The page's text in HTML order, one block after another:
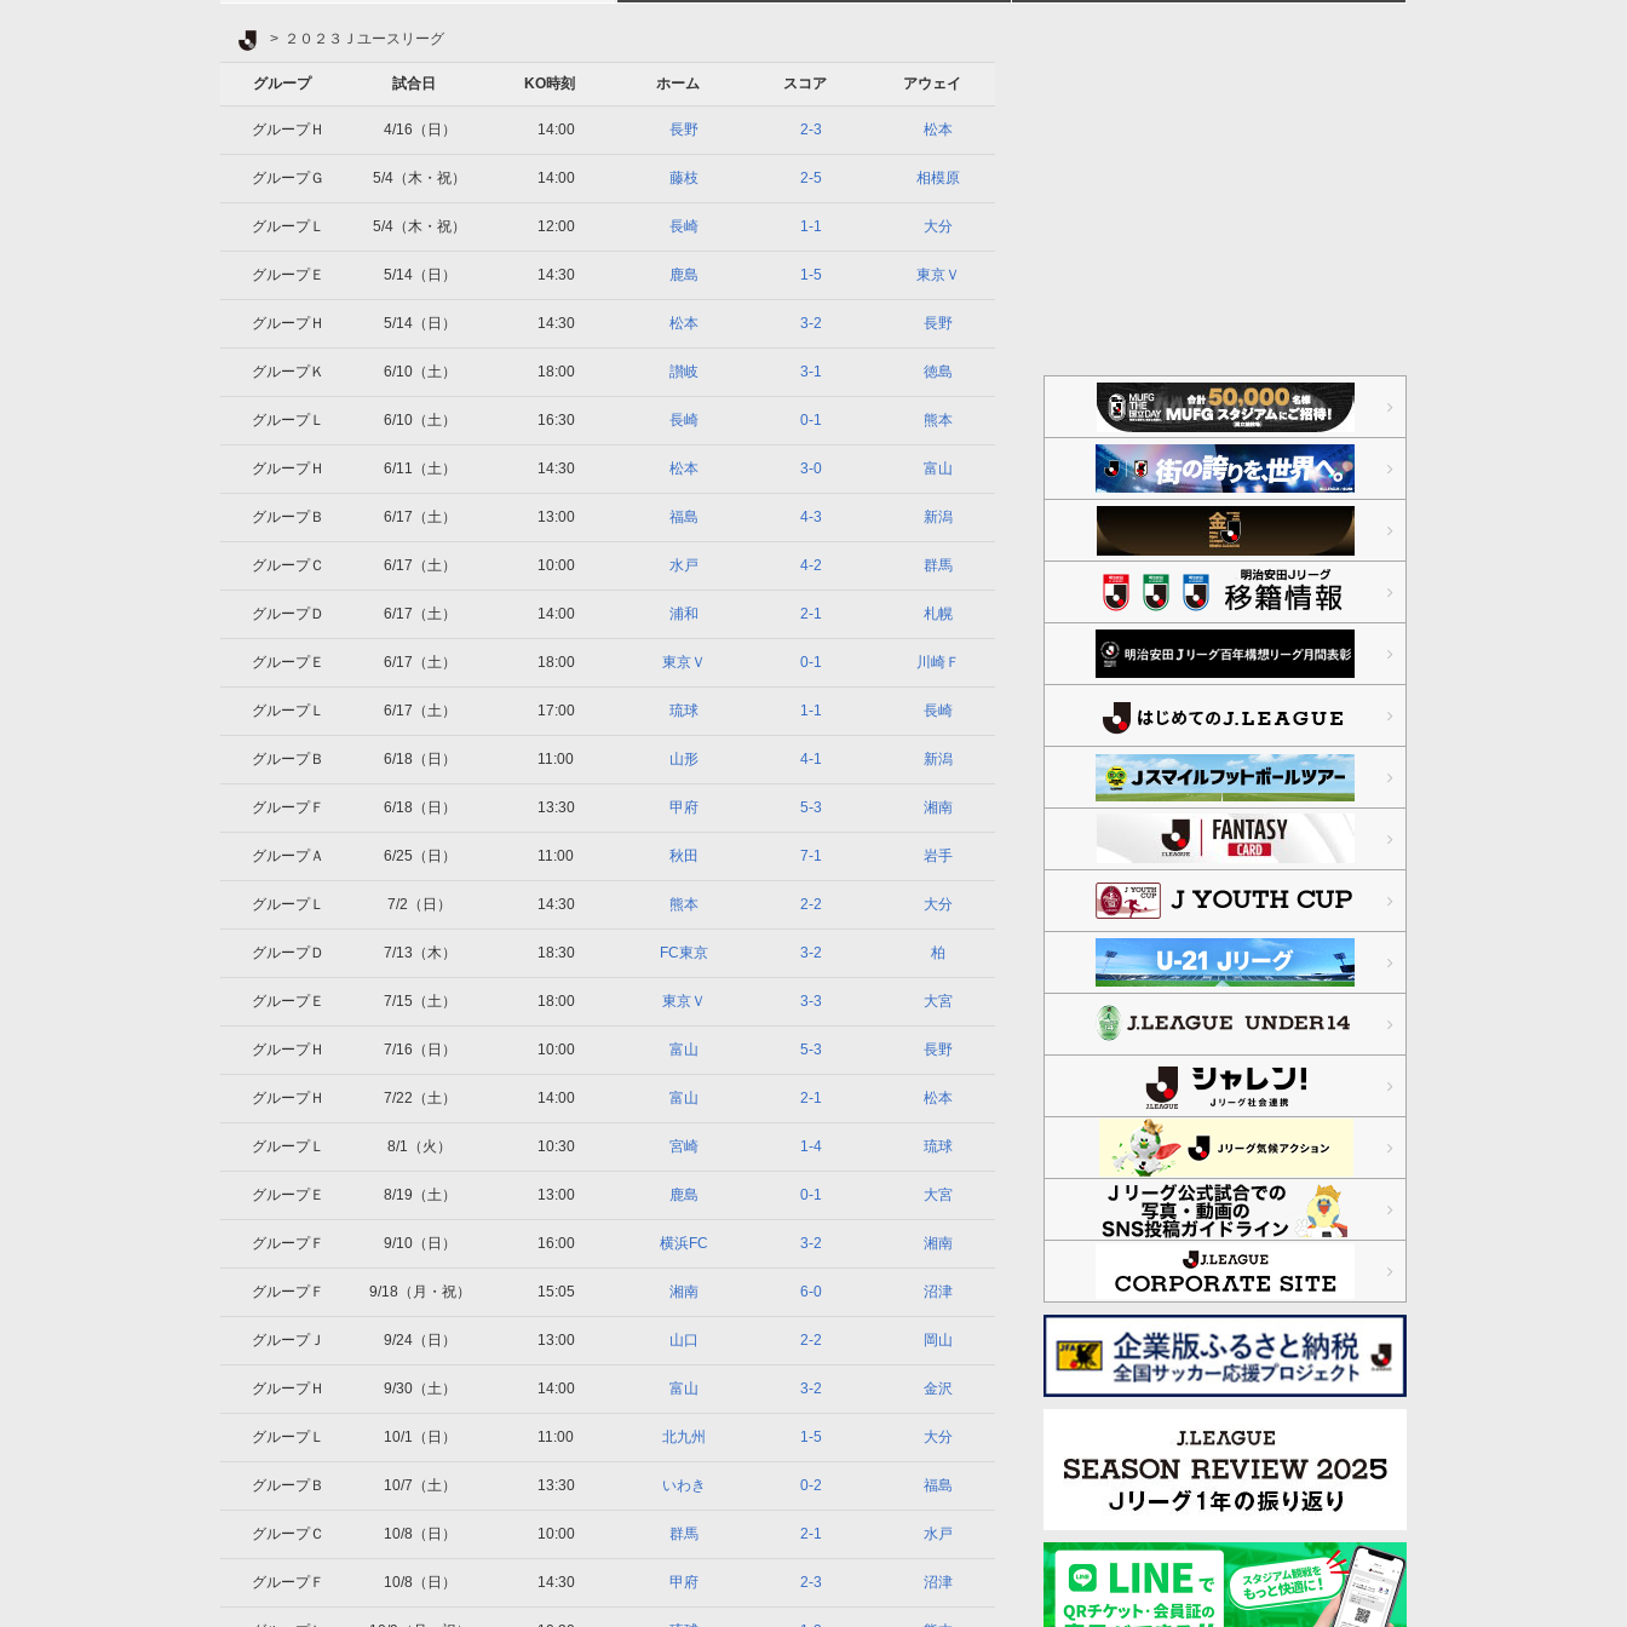
Ｊリーグ TOP
２０２３Ｊユースリーグ
グループ 試合日 KO時刻 ホーム スコア アウェイ
グループＨ 4/16（日） 14:00 長野 2-3 松本
グループＧ 5/4（木・祝） 14:00 藤枝 2-5 相模原
グループＬ 5/4（木・祝） 12:00 長崎 1-1 大分
グループＥ 5/14（日） 14:30 鹿島 1-5 東京Ｖ
グループＨ 5/14（日） 14:30 松本 3-2 長野
グループＫ 6/10（土） 18:00 讃岐 3-1 徳島
グループＬ 6/10（土） 16:30 長崎 0-1 熊本
グループＨ 6/11（土） 14:30 松本 3-0 富山
グループＢ 6/17（土） 13:00 福島 4-3 新潟
グループＣ 6/17（土） 10:00 水戸 4-2 群馬
グループＤ 6/17（土） 14:00 浦和 2-1 札幌
グループＥ 6/17（土） 18:00 東京Ｖ 0-1 川崎Ｆ
グループＬ 6/17（土） 17:00 琉球 1-1 長崎
グループＢ 6/18（日） 11:00 山形 4-1 新潟
グループＦ 6/18（日） 13:30 甲府 5-3 湘南
グループＡ 6/25（日） 11:00 秋田 7-1 岩手
グループＬ 7/2（日） 14:30 熊本 2-2 大分
グループＤ 7/13（木） 18:30 FC東京 3-2 柏
グループＥ 7/15（土） 18:00 東京Ｖ 3-3 大宮
グループＨ 7/16（日） 10:00 富山 5-3 長野
グループＨ 7/22（土） 14:00 富山 2-1 松本
グループＬ 8/1（火） 10:30 宮崎 1-4 琉球
グループＥ 8/19（土） 13:00 鹿島 0-1 大宮
グループＦ 9/10（日） 16:00 横浜FC 3-2 湘南
グループＦ 9/18（月・祝） 15:05 湘南 6-0 沼津
グループＪ 9/24（日） 13:00 山口 2-2 岡山
グループＨ 9/30（土） 14:00 富山 3-2 金沢
グループＬ 10/1（日） 11:00 北九州 1-5 大分
グループＢ 10/7（土） 13:30 いわき 0-2 福島
グループＣ 10/8（日） 10:00 群馬 2-1 水戸
グループＦ 10/8（日） 14:30 甲府 2-3 沼津